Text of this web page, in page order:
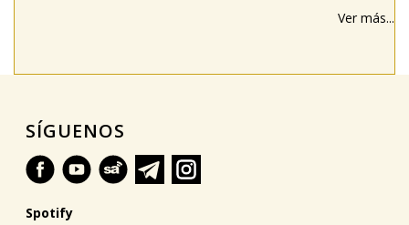
Ver más...
SÍGUENOS
Spotify